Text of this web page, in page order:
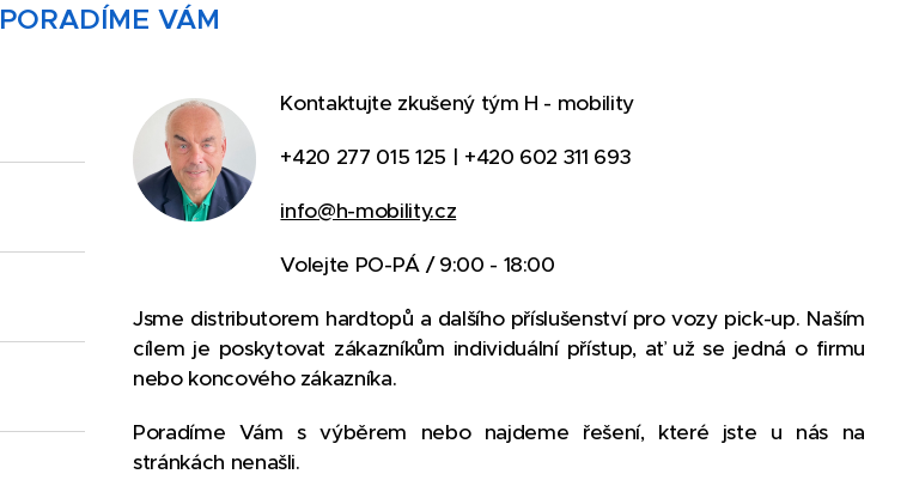
PORADÍME VÁM
Kontaktujte zkušený tým H - mobility
+420 277 015 125 | +420 602 311 693
info@h-mobility.cz
Volejte PO-PÁ / 9:00 - 18:00
Jsme distributorem hardtopů a dalšího příslušenství pro vozy pick-up. Naším
cílem je poskytovat zákazníkům individuální přístup, ať už se jedná o firmu
nebo koncového zákazníka.
Poradíme Vám s výběrem nebo najdeme řešení, které jste u nás na
stránkách nenašli.